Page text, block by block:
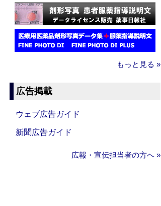
もっと見る »
広告掲載
ウェブ広告ガイド
新聞広告ガイド
広報・宣伝担当者の方へ »